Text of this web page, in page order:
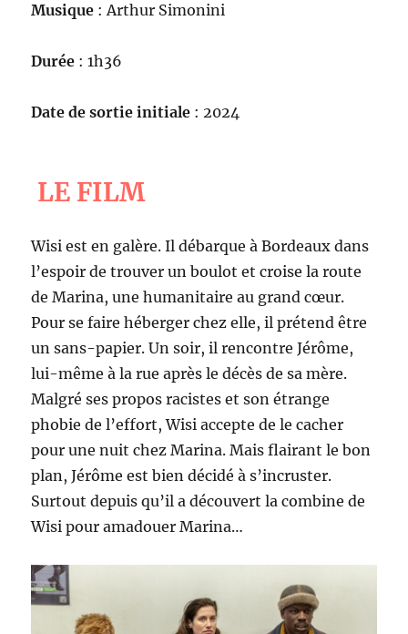
Musique : Arthur Simonini
Durée : 1h36
Date de sortie initiale : 2024
LE FILM
Wisi est en galère. Il débarque à Bordeaux dans
l’espoir de trouver un boulot et croise la route
de Marina, une humanitaire au grand cœur.
Pour se faire héberger chez elle, il prétend être
un sans-papier. Un soir, il rencontre Jérôme,
lui-même à la rue après le décès de sa mère.
Malgré ses propos racistes et son étrange
phobie de l’effort, Wisi accepte de le cacher
pour une nuit chez Marina. Mais flairant le bon
plan, Jérôme est bien décidé à s’incruster.
Surtout depuis qu’il a découvert la combine de
Wisi pour amadouer Marina…